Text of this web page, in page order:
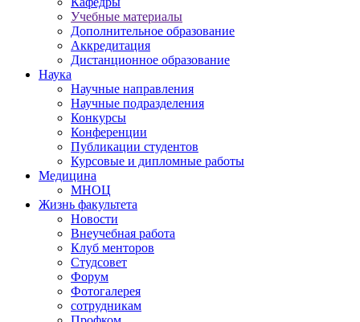
Учебные материалы
Дополнительное образование
Аккредитация
Дистанционное образование
Наука
Научные направления
Научные подразделения
Конкурсы
Конференции
Публикации студентов
Курсовые и дипломные работы
Медицина
МНОЦ
Жизнь факультета
Новости
Внеучебная работа
Клуб менторов
Студсовет
Форум
Фотогалерея
сотрудникам